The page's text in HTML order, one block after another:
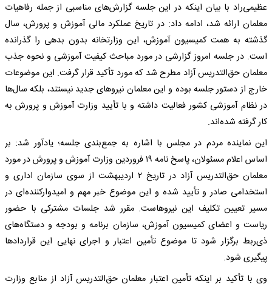
عظیمی‌راد با بیان اینکه در این جلسه گزارش‌های مناسبی از جمله رفاهیات
معلمان ارائه شد، ادامه داد: در تاریخ عملکرد مالی آموزش و پرورش، سال
گذشته به همت کمیسیون آموزش، این وزارتخانه بدون بدهی را گذرانده
است. در جلسه امروز گزارشی در مورد مباحث کیفیت آموزشی و نحوه جذب
معلمان حق‌التدریس آزاد مطرح شد که مورد تأکید قرار گرفت. این موضوعات
خارج از دستور جلسه بوده و این معلمان نیروهای جدید نیستند، بلکه سال‌ها
در نظام آموزشی کشور فعالیت داشته و با تأیید وزارت آموزش و پرورش به
کار گرفته شده‌اند.
این نماینده مردم در مجلس با اشاره به جمع‌بندی جلسه؛ یادآور شد: بر
اساس اعلام مسئولان، پاسخ نامه ۱۹ فروردین وزارت آموزش و پرورش در مورد
معلمان حق‌التدریس آزاد در تاریخ ۲ اردیبهشت از سوی سازمان اداری و
استخدامی صادر و تأیید شده و این موضوع خبر مهم و امیدوارکننده‌ای در
مسیر تعیین تکلیف این نیروهاست. مقرر شد جلسات مشترکی با حضور
ریاست و اعضای کمیسیون آموزش، سازمان برنامه و بودجه و دستگاه‌های
ذی‌ربط برگزار شود تا موضوع تأمین اعتبار و اجرای نهایی این قراردادها
پیگیری شود.
وی با تأکید بر اینکه تأمین اعتبار معلمان حق‌التدریس آزاد از منابع وزارت